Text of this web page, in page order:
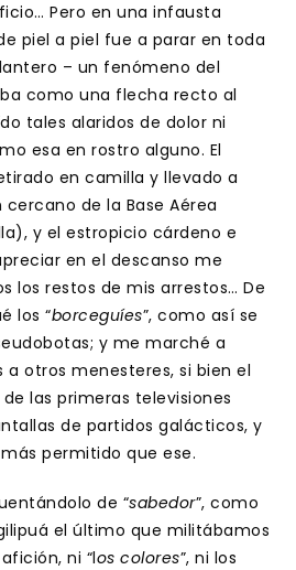
Pero en una infausta
piel a piel fue a parar en toda
– un fenómeno del
como una flecha recto al
tales alaridos de dolor ni
esa en rostro alguno. El
en camilla y llevado a
de la Base Aérea
y el estropicio cárdeno e
en el descanso me
los restos de mis arrestos… De
los “borceguíes”, como así se
y me marché a
otros menesteres, si bien el
las primeras televisiones
de partidos galácticos, y
permitido que ese.
de “sabedor”, como
el último que militábamos
ni “los colores”, ni los